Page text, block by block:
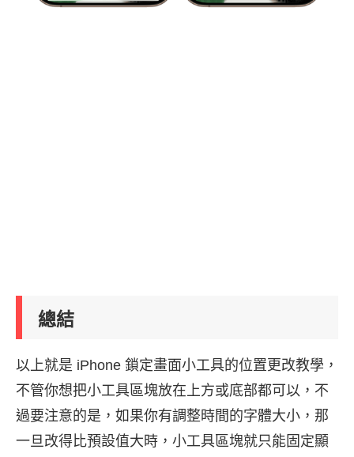
總結
以上就是 iPhone 鎖定畫面小工具的位置更改教學，
不管你想把小工具區塊放在上方或底部都可以，不
過要注意的是，如果你有調整時間的字體大小，那
一旦改得比預設值大時，小工具區塊就只能固定顯